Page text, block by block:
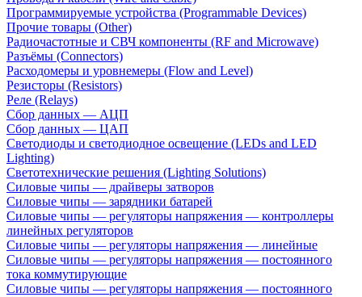
Программируемые устройства (Programmable Devices)
Прочие товары (Other)
Радиочастотные и СВЧ компоненты (RF and Microwave)
Разъёмы (Connectors)
Расходомеры и уровнемеры (Flow and Level)
Резисторы (Resistors)
Реле (Relays)
Сбор данных — АЦП
Сбор данных — ЦАП
Светодиоды и светодиодное освещение (LEDs and LED
Lighting)
Светотехнические решения (Lighting Solutions)
Силовые чипы — драйверы затворов
Силовые чипы — зарядники батарей
Силовые чипы — регуляторы напряжения — контроллеры
линейных регуляторов
Силовые чипы — регуляторы напряжения — линейные
Силовые чипы — регуляторы напряжения — постоянного
тока коммутирующие
Силовые чипы — регуляторы напряжения — постоянного